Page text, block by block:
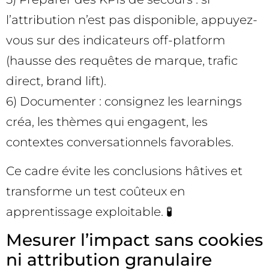
l’attribution n’est pas disponible, appuyez-
vous sur des indicateurs off-platform
(hausse des requêtes de marque, trafic
direct, brand lift).
6) Documenter : consignez les learnings
créa, les thèmes qui engagent, les
contextes conversationnels favorables.
Ce cadre évite les conclusions hâtives et
transforme un test coûteux en
apprentissage exploitable. 🧪
Mesurer l’impact sans cookies
ni attribution granulaire